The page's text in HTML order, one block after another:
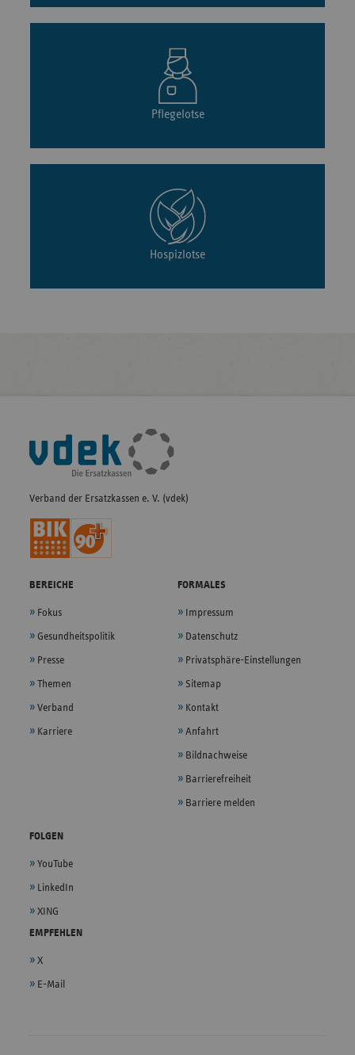
Pflegelotse
Hospizlotse
Fußleisten-
Navigation
Verband der Ersatzkassen e. V. (vdek)
BEREICHE
Fokus
Gesundheitspolitik
Presse
Themen
Verband
Karriere
FORMALES
Impressum
Datenschutz
Privatsphäre-Einstellungen
Sitemap
Kontakt
Anfahrt
Bildnachweise
Barrierefreiheit
Barriere melden
FOLGEN
YouTube
LinkedIn
XING
EMPFEHLEN
X
E-Mail